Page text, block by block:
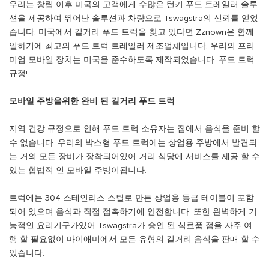
우리는 창립 이후 미국의 고객에게 수많은 턴키 푸드 트레일러 솔루
션을 제공하여 뛰어난 솔루션과 차량으로 Tswagstra의 신뢰를 얻었
습니다. 미국에서 길거리 푸드 트럭을 찾고 있다면 Zznown은 함께
일하기에 최고의 푸드 트럭 트레일러 제조업체입니다. 우리의 프리
미엄 모바일 장치는 미국을 준수하도록 제작되었습니다. 푸드 트럭
규정!
모바일 주방을위한 완비 된 길거리 푸드 트럭
지역 건강 규정으로 인해 푸드 트럭 소유자는 집에서 음식을 준비 할
수 없습니다. 우리의 박스형 푸드 트럭에는 상업용 주방에서 발견되
는 거의 모든 장비가 장착되어있어 거리 식당에 서비스를 제공 할 수
있는 합법적 인 모바일 주방이됩니다.
트럭에는 304 스테인리스 스틸로 만든 상업용 등급 테이블이 포함
되어 있으며 음식과 직접 접촉하기에 안전합니다. 또한 완벽하게 기
능적인 요리기구가있어 Tswagstra가 승인 된 식료품 점을 자주 여
행 할 필요없이 마이애미에서 모든 유형의 길거리 음식을 판매 할 수
있습니다.